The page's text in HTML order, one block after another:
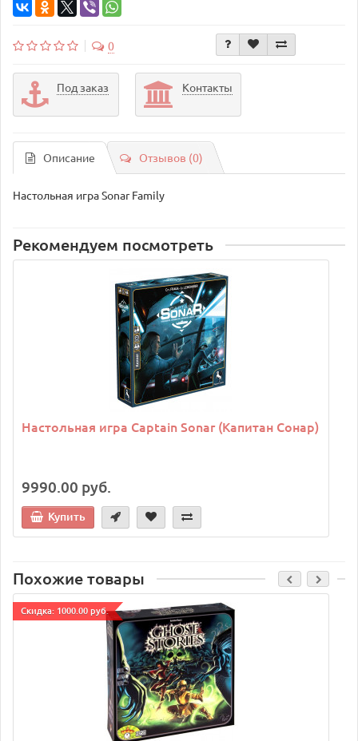
0
Под заказ Контакты
Описание Отзывов (0)
Настольная игра Sonar Family
Рекомендуем посмотреть
Настольная игра Captain Sonar (Капитан Сонар)
9990.00 руб.
Купить
Похожие товары
Cкидка: 1000.00 руб.